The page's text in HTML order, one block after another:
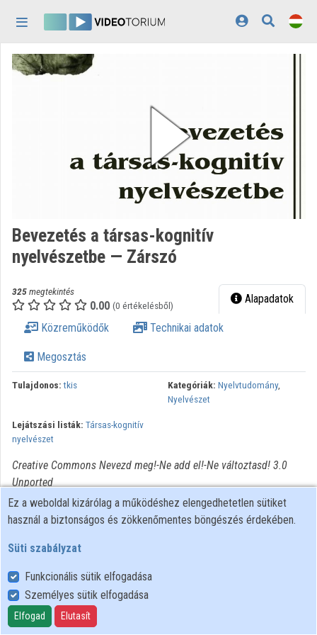
Kezdőlap
Közreműködők
Bevezetés a társas-kognitív
nyelvészetbe — Zárszó
325megtekintés
0.00 (0 értékelésből) Alapadatok
Közreműködők Technikai adatok
Megosztás
Tulajdonos: tkis Kategóriák: Nyelvtudomány,
Nyelvészet
Lejátszási listák: Társas-kognitív
nyelvészet
Creative Commons Nevezd meg!-Ne add el!-Ne változtasd! 3.0
Unported
Felhasználói szabályzat
Adatkezelési tájékoztató
Süti szabályzat
Ez a weboldal kizárólag a működéshez elengedhetetlen sütiket
használ a biztonságos és zökkenőmentes böngészés érdekében.
Süti szabályzat
Funkcionális sütik elfogadása
Személyes sütik elfogadása
Elfogad Elutasít